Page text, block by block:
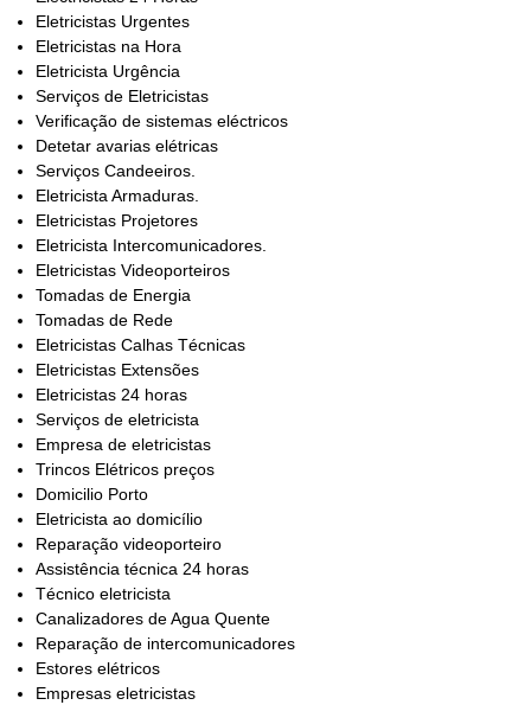
Eletricistas Urgentes
Eletricistas na Hora
Eletricista Urgência
Serviços de Eletricistas
Verificação de sistemas eléctricos
Detetar avarias elétricas
Serviços Candeeiros.
Eletricista Armaduras.
Eletricistas Projetores
Eletricista Intercomunicadores.
Eletricistas Videoporteiros
Tomadas de Energia
Tomadas de Rede
Eletricistas Calhas Técnicas
Eletricistas Extensões
Eletricistas 24 horas
Serviços de eletricista
Empresa de eletricistas
Trincos Elétricos preços
Domicilio Porto
Eletricista ao domicílio
Reparação videoporteiro
Assistência técnica 24 horas
Técnico eletricista
Canalizadores de Agua Quente
Reparação de intercomunicadores
Estores elétricos
Empresas eletricistas